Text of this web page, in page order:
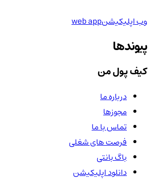
وب اپلیکیشنweb app
پیوندها
کیف پول من
درباره ما
مجوزها
تماس با ما
فرصت های شغلی
باگ بانتی
دانلود اپلیکیشن